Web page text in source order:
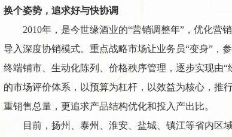
换个姿势，追求好与快协调
2010年，是今世缘酒业的“营销调整年”，优化营
导入深度协销模式。重点战略市场让业务员“变身”，
终端铺市、生动化陈列、价格秩序管理，逐步实现由
的市场评价体系，以预算为杠杆，以效益为核心，推
重销售总量，更追求产品结构优化和投入产出比。
目前，扬州、泰州、淮安、盐城、镇江等省内区